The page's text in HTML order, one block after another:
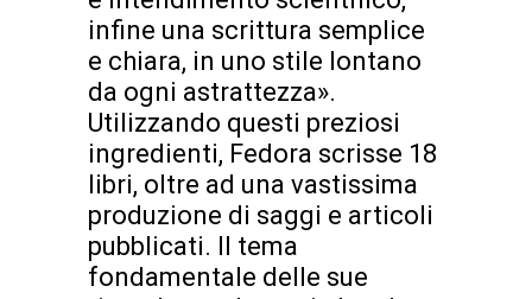
infine una scrittura semplice
e chiara, in uno stile lontano
da ogni astrattezza».
Utilizzando questi preziosi
ingredienti, Fedora scrisse 18
libri, oltre ad una vastissima
produzione di saggi e articoli
pubblicati. Il tema
fondamentale delle sue